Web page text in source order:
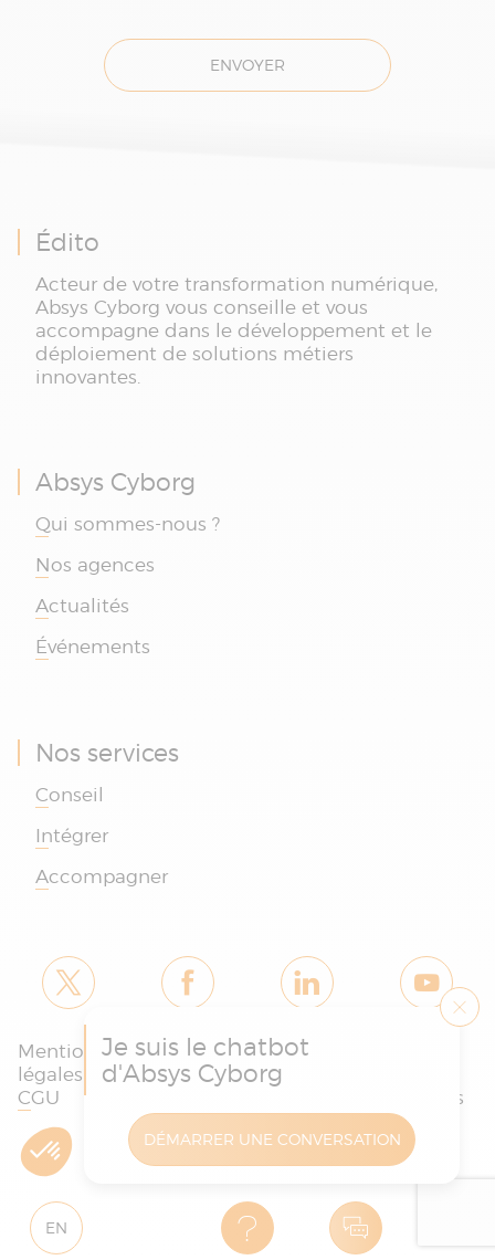
ENVOYER
Édito
Acteur de votre transformation numérique,
Absys Cyborg vous conseille et vous
accompagne dans le développement et le
déploiement de solutions métiers
innovantes.
Absys Cyborg
Qui sommes-nous ?
Nos agences
Actualités
Événements
Nos services
Conseil
Intégrer
Accompagner
Copyright © Absys Cyborg - Tous droits réservés
Mentions
légales et
CGU
Politique des
cookies et de
des données
EN
Je suis le chatbot
d'Absys Cyborg
DÉMARRER UNE CONVERSATION